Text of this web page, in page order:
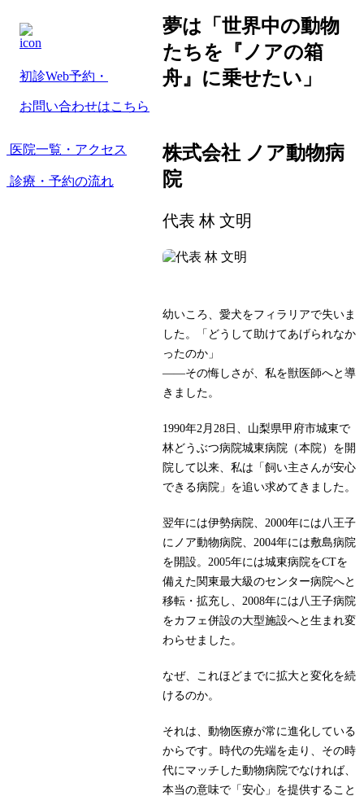
初診Web予約・
お問い合わせはこちら
医院一覧・アクセス
診療・予約の流れ
夢は「世界中の動物
たちを『ノアの箱
舟』に乗せたい」
株式会社 ノア動物病
院
代表 林 文明
幼いころ、愛犬をフィラリアで失いま
した。「どうして助けてあげられなか
ったのか」
――その悔しさが、私を獣医師へと導
きました。
1990年2月28日、山梨県甲府市城東で
林どうぶつ病院城東病院（本院）を開
院して以来、私は「飼い主さんが安心
できる病院」を追い求めてきました。
翌年には伊勢病院、2000年には八王子
にノア動物病院、2004年には敷島病院
を開設。2005年には城東病院をCTを
備えた関東最大級のセンター病院へと
移転・拡充し、2008年には八王子病院
をカフェ併設の大型施設へと生まれ変
わらせました。
なぜ、これほどまでに拡大と変化を続
けるのか。
それは、動物医療が常に進化している
からです。時代の先端を走り、その時
代にマッチした動物病院でなければ、
本当の意味で「安心」を提供すること